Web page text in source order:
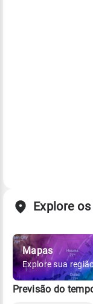
Explore
Mapas
Explore sua
Previsão do